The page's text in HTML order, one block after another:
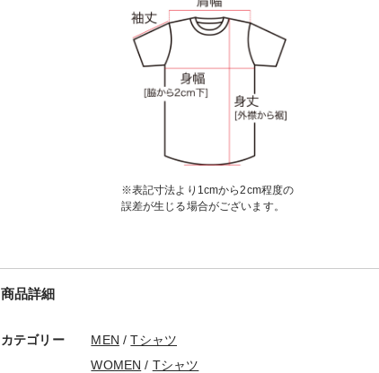
※表記寸法より1cmから2cm程度の
誤差が生じる場合がございます。
商品詳細
カテゴリー MEN /Tシャツ
WOMEN / Tシャツ